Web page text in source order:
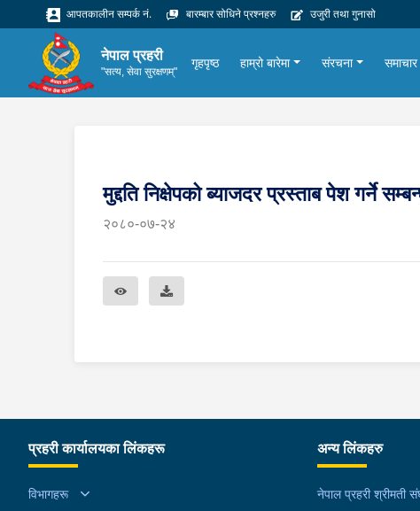
आपतकालीन सम्पर्क नं. बारम्बार सोधिने प्रश्नहरु उजुरी तथा गुनासो
नेपाल प्रहरी
"सत्य, सेवा सुरक्षणम्"
गृहपृष्ठ हाम्रो बारेमा संरचना समाचार
मुद्दति निक्षेपको ब्याजदर प्रस्ताब पेश गर्ने
२०८०-०७-२४
प्रहरी कार्यालयका लिंकहरू
विभागहरू
अन्य लिंकहरु
नेपाल प्रहरी श्रीमती